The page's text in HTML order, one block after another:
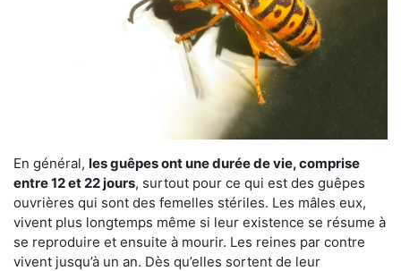
En général, les guêpes ont une durée de vie, comprise
entre 12 et 22 jours, surtout pour ce qui est des guêpes
ouvrières qui sont des femelles stériles. Les mâles eux,
vivent plus longtemps même si leur existence se résume à
se reproduire et ensuite à mourir. Les reines par contre
vivent jusqu’à un an. Dès qu’elles sortent de leur